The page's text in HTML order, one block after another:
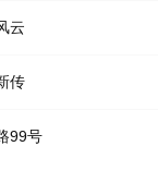
祝希娟、
师父努力学习玉雕技巧
殷长琰（樊治欣 饰）
云
传
99号